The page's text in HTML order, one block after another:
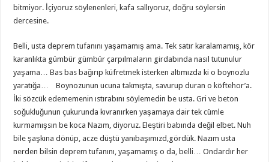
bitmiyor. İçiyoruz söylenenleri, kafa sallıyoruz, doğru söylersin
dercesine.
Belli, usta deprem tufanını yaşamamış ama. Tek satır karalamamış, kör
karanlıkta gümbür gümbür çarpılmaların girdabında nasıl tutunulur
yaşama… Bas bas bağırıp küfretmek isterken altımızda ki o boynozlu
yaratığa… Boynozunun ucuna takmışta, savurup duran o köftehor’a.
İki sözcük edememenin ıstırabını söylemedin be usta. Gri ve beton
soğukluğunun çukurunda kıvranırken yaşamaya dair tek cümle
kurmamışsın be koca Nazım, diyoruz. Eleştiri babında değil elbet. Nuh
bile şaşkına dönüp, acze düştü yanıbaşımızd,gördük. Nazım usta
nerden bilsin deprem tufanını, yaşamamış o da, belli… Ondardır her